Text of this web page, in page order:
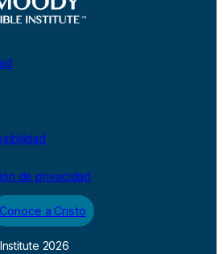
de privacidad
Conoce a Cristo
2026